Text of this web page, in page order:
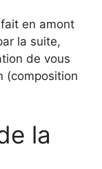
fait en amont
la suite,
de vous
(composition
la